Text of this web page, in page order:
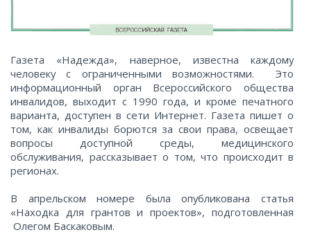
Газета «Надежда», наверное, известна каждому
человеку с ограниченными возможностями. Это
информационный орган Всероссийского общества
инвалидов, выходит с 1990 года, и кроме печатного
варианта, доступен в сети Интернет. Газета пишет о
том, как инвалиды борются за свои права, освещает
вопросы доступной среды, медицинского
обслуживания, рассказывает о том, что происходит в
регионах.
В апрельском номере была опубликована статья
«Находка для грантов и проектов», подготовленная
Олегом Баскаковым.